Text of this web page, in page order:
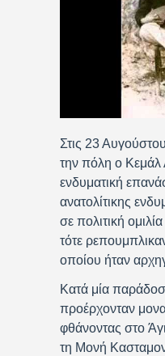
Στις 23
την πόλη ο Κεμάλ
ενδυματική
ανατολίτικης
σε πολιτική
τότε
οποίου ήταν
Κατά μία
προέρχονταν
φθάνοντας στο
τη Μονή